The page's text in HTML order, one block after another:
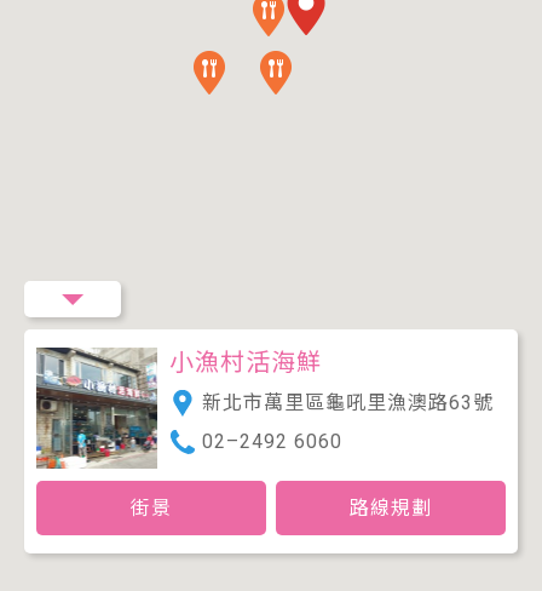
小漁村活海鮮
新北市萬里區龜吼里漁澳路63號
02–2492 6060
街景 路線規劃